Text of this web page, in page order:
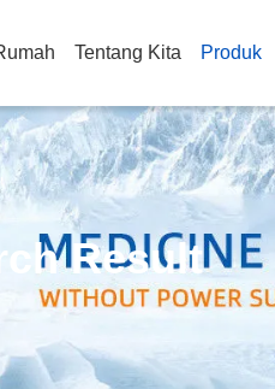
Tentang Kita Produk
Result